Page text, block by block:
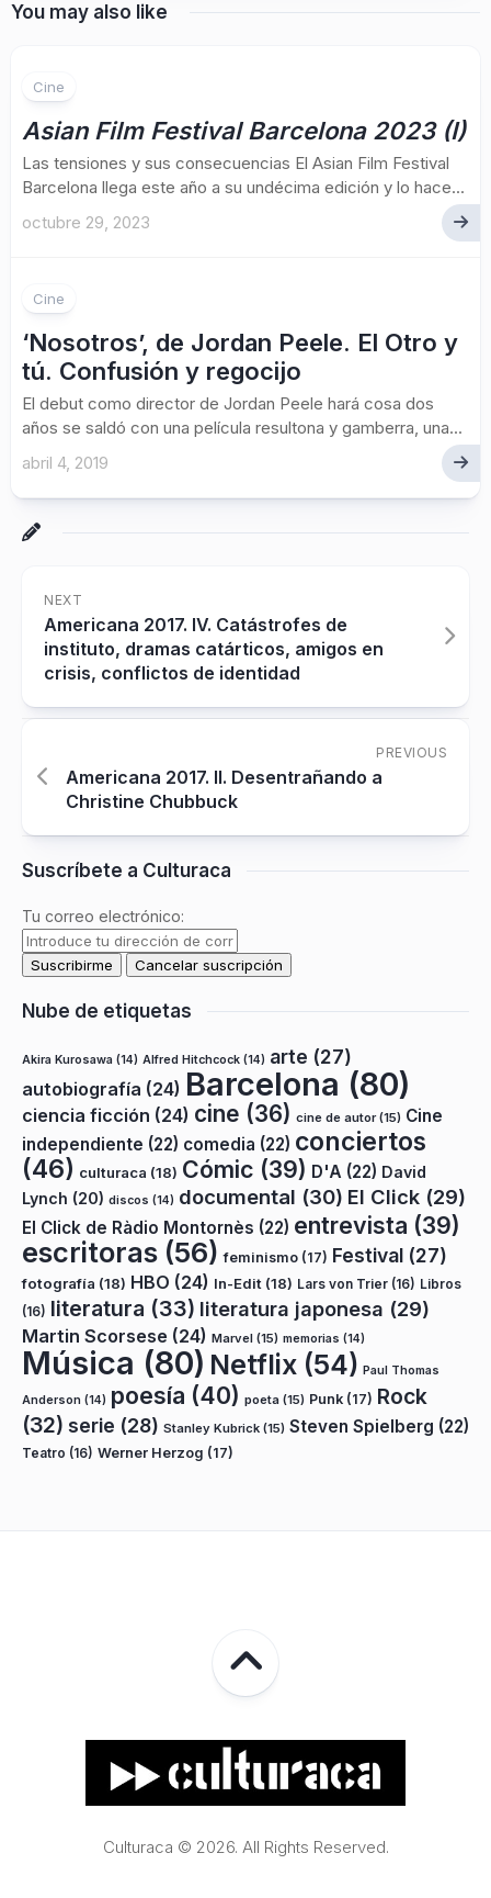
You may also like
Cine
Asian Film Festival Barcelona 2023 (I)
Las tensiones y sus consecuencias El Asian Film Festival
Barcelona llega este año a su undécima edición y lo hace...
octubre 29, 2023
Cine
‘Nosotros’, de Jordan Peele. El Otro y
tú. Confusión y regocijo
El debut como director de Jordan Peele hará cosa dos
años se saldó con una película resultona y gamberra, una...
abril 4, 2019
NEXT
Americana 2017. IV. Catástrofes de
instituto, dramas catárticos, amigos en
crisis, conflictos de identidad
PREVIOUS
Americana 2017. II. Desentrañando a
Christine Chubbuck
Suscríbete a Culturaca
Tu correo electrónico:
Nube de etiquetas
Akira Kurosawa (14) Alfred Hitchcock (14) arte (27)
autobiografía (24) Barcelona (80)
ciencia ficción (24) cine (36) cine de autor(15) Cine
independiente (22) comedia (22) conciertos
(46) culturaca (18) Cómic (39) D'A (22) David
Lynch (20) discos (14) documental (30) El Click (29)
El Click de Ràdio Montornès (22) entrevista (39)
escritoras (56) feminismo (17) Festival (27)
fotografía (18) HBO (24) In-Edit (18) Lars von Trier (16) Libros
(16) literatura (33) literatura japonesa (29)
Martin Scorsese (24) Marvel (15) memorias (14)
Música (80) Netflix (54) Paul Thomas
Anderson (14) poesía (40) poeta (15) Punk (17) Rock
(32) serie (28) Stanley Kubrick (15) Steven Spielberg (22)
Teatro (16) Werner Herzog (17)
Culturaca © 2026. All Rights Reserved.